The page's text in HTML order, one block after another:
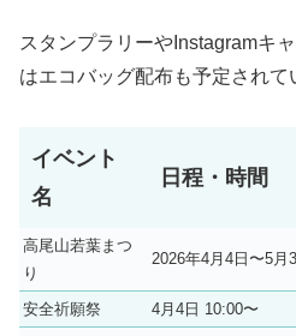
スタンプラリーやInstagramキ
はエコバッグ配布も予定されて
イベント
名
日程・時間
高尾山若葉まつ
り
2026年4月4日〜5月
安全祈願祭
4月4日 10:00〜